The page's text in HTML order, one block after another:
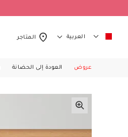
العربية المتاجر
عروض العودة إلى الحضانة